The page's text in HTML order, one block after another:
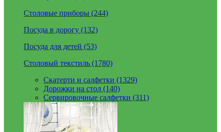
Столовые приборы (244)
Посуда в дорогу (132)
Посуда для детей (53)
Столовый текстиль (1780)
Скатерти и салфетки (1329)
Дорожки на стол (140)
Сервировочные салфетки (311)